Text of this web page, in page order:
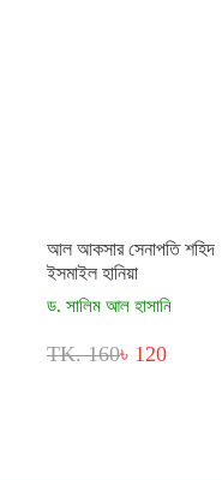
আল আকসার সেনাপতি শহিদ
ইসমাইল হানিয়া
ড. সালিম আল হাসানি
TK. 160৳ 120